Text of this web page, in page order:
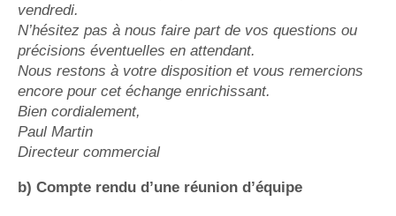
vendredi.
N’hésitez pas à nous faire part de vos questions ou
précisions éventuelles en attendant.
Nous restons à votre disposition et vous remercions
encore pour cet échange enrichissant.
Bien cordialement,
Paul Martin
Directeur commercial
b) Compte rendu d’une réunion d’équipe